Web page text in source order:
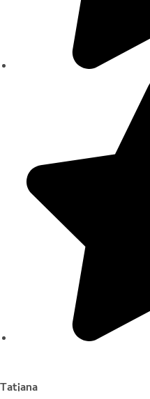
Tatiana